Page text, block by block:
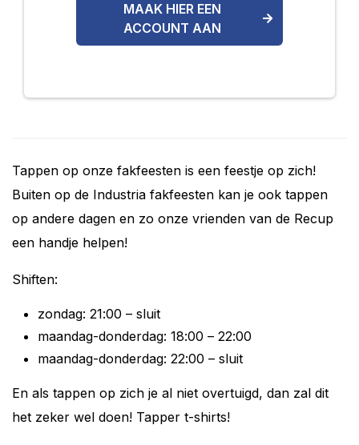
MAAK HIER EEN
ACCOUNT AAN
Tappen op onze fakfeesten is een feestje op zich!
Buiten op de Industria fakfeesten kan je ook tappen
op andere dagen en zo onze vrienden van de Recup
een handje helpen!
Shiften:
zondag: 21:00 – sluit
maandag-donderdag: 18:00 – 22:00
maandag-donderdag: 22:00 – sluit
En als tappen op zich je al niet overtuigd, dan zal dit
het zeker wel doen! Tapper t-shirts!